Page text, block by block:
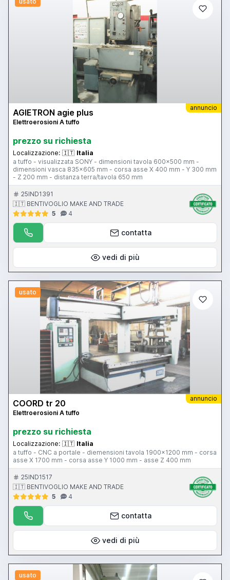
annuncio
AGIETRON agie plus
Elettroerosioni A tuffo
prezzo su richiesta
Localizzazione: 🇮🇹 Italia
a tuffo - visualizzata SONY - dimensioni tavola 600x500 mm -
dimensioni vasca 835x605 mm - corsa asse X 400 mm - Y 300 mm
- Z 200 mm - distanza terra/tavola 650 mm
25IND1391
🇮🇹 BENTIVOGLIO MAKE AND TRADE
5
4
contatta
vedi di più
usato
annuncio
COORD tr 20
Elettroerosioni A tuffo
prezzo su richiesta
Localizzazione: 🇮🇹 Italia
a tuffo - CNC a portale - diemensioni tavola 1900x1200 mm - corsa
asse X 1700 mm - corsa asse Y 1000 mm - asse Z 400 mm
25IND1517
🇮🇹 BENTIVOGLIO MAKE AND TRADE
5
4
contatta
vedi di più
usato